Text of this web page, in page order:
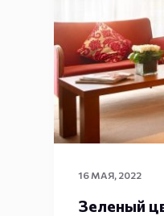
16 МАЯ, 2022
Зеленый